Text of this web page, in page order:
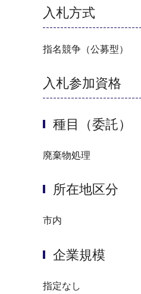
入札方式
指名競争（公募型）
入札参加資格
種目（委託）
廃棄物処理
所在地区分
市内
企業規模
指定なし